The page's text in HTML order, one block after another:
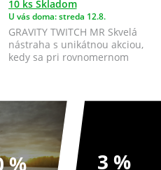
10 ks Skladom
U vás doma: streda 12.8.
GRAVITY TWITCH MR Skvelá
nástraha s unikátnou akciou,
kedy sa pri rovnomernom
% 3 %